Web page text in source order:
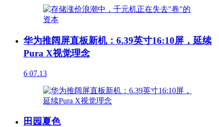
华为推阔屏直板新机：6.39英寸16:10屏，延续
Pura X视觉理念
6 07.13
田园夏色